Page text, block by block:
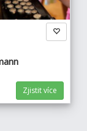
Zjistit více